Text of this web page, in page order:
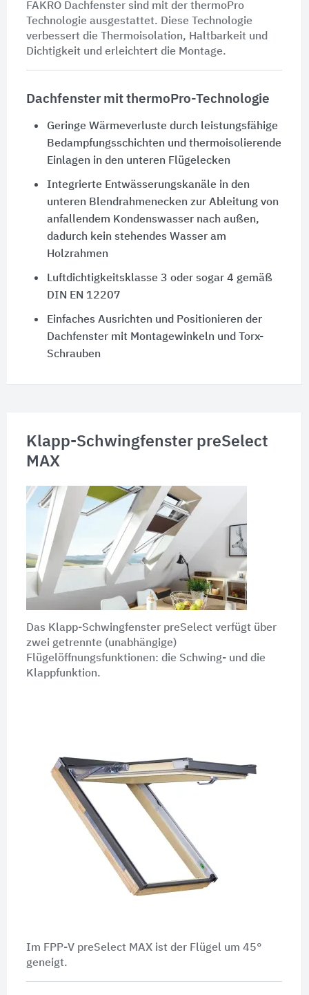
FAKRO Dachfenster sind mit der thermoPro
Technologie ausgestattet. Diese Technologie
verbessert die Thermoisolation, Haltbarkeit und
Dichtigkeit und erleichtert die Montage.
Dachfenster mit thermoPro-Technologie
Geringe Wärmeverluste durch leistungsfähige
Bedampfungsschichten und thermoisolierende
Einlagen in den unteren Flügelecken
Integrierte Entwässerungskanäle in den
unteren Blendrahmenecken zur Ableitung von
anfallendem Kondenswasser nach außen,
dadurch kein stehendes Wasser am
Holzrahmen
Luftdichtigkeitsklasse 3 oder sogar 4 gemäß
DIN EN 12207
Einfaches Ausrichten und Positionieren der
Dachfenster mit Montagewinkeln und Torx-
Schrauben
Klapp-Schwingfenster preSelect
MAX
Das Klapp-Schwingfenster preSelect verfügt über
zwei getrennte (unabhängige)
Flügelöffnungsfunktionen: die Schwing- und die
Klappfunktion.
Im FPP-V preSelect MAX ist der Flügel um 45°
geneigt.